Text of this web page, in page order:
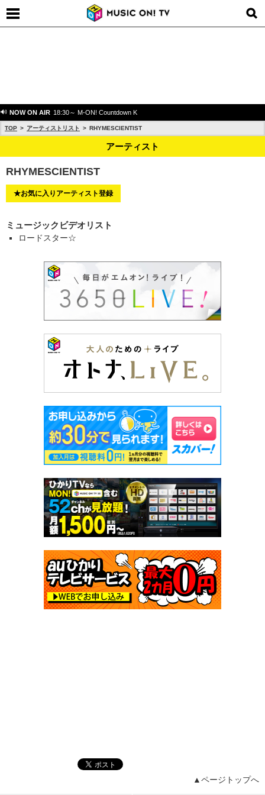
NOW ON AIR 18:30～ M-ON! Countdown K
TOP アーティストリスト RHYMESCIENTIST
アーティスト
RHYMESCIENTIST
★お気に入りアーティスト登録
ミュージックビデオリスト
ロードスター☆
▲ページトップへ